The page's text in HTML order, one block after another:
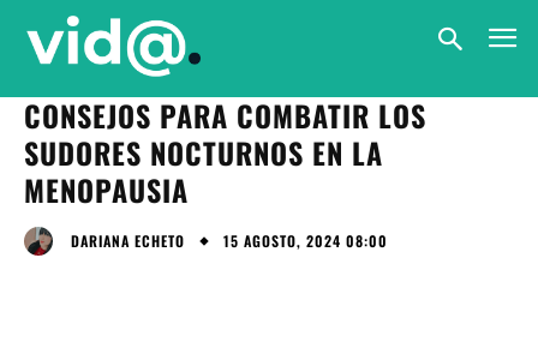
CONSEJOS PARA COMBATIR LOS
SUDORES NOCTURNOS EN LA
MENOPAUSIA
DARIANA ECHETO 15 AGOSTO, 2024 08:00